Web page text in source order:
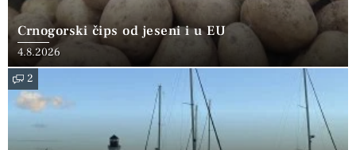
Crnogorski čips od jeseni i u EU
4.8.2026
2